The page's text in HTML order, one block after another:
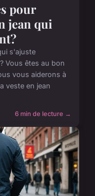
pour
jean qui
s'ajuste
Vous êtes au bon
vous aiderons à
veste en jean
6 min de lecture →